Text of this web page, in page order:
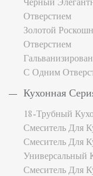
Черный
Отверстием
Золотой
Отверстием
С Одним
Кухонная
18-Трубный
Смеситель Для
Смеситель Для
Универсальный
Смеситель Для